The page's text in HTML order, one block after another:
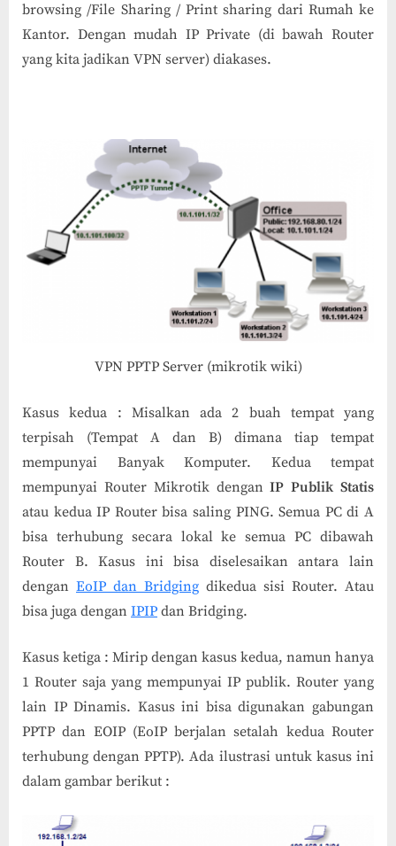
browsing /File Sharing / Print sharing dari Rumah ke
Kantor. Dengan mudah IP Private (di bawah Router
yang kita jadikan VPN server) diakases.
VPN PPTP Server (mikrotik wiki)
Kasus kedua : Misalkan ada 2 buah tempat yang
terpisah (Tempat A dan B) dimana tiap tempat
mempunyai Banyak Komputer. Kedua tempat
mempunyai Router Mikrotik denganIP Publik Statis
atau kedua IP Router bisa saling PING. Semua PC di A
bisa terhubung secara lokal ke semua PC dibawah
Router B. Kasus ini bisa diselesaikan antara lain
dengan EoIP dan Bridging dikedua sisi Router. Atau
bisa juga dengan IPIP dan Bridging.
Kasus ketiga : Mirip dengan kasus kedua, namun hanya
1 Router saja yang mempunyai IP publik. Router yang
lain IP Dinamis. Kasus ini bisa digunakan gabungan
PPTP dan EOIP (EoIP berjalan setalah kedua Router
terhubung dengan PPTP). Ada ilustrasi untuk kasus ini
dalam gambar berikut :